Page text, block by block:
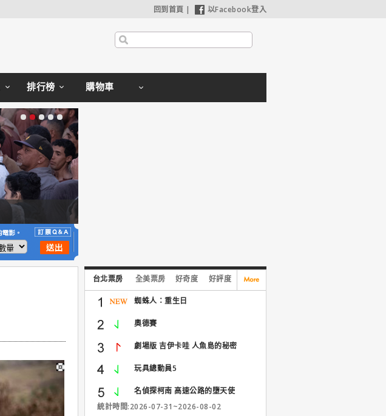
回到首頁 | 以Facebook登入
排行榜 購物車
台北票房 全美票房 好奇度 好評度
蜘蛛人：重生日
奧德賽
劇場版 吉伊卡哇 人魚島的秘密
玩具總動員5
名偵探柯南 高速公路的墮天使
統計時間:2026-07-31~2026-08-02